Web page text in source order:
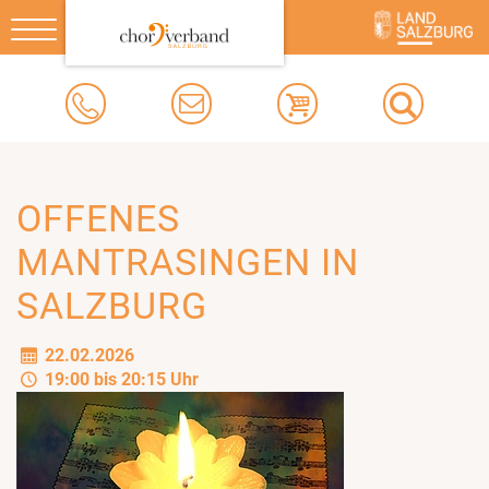
Toggle
navigation
OFFENES
MANTRASINGEN IN
SALZBURG
22.02.2026
19:00 bis 20:15 Uhr